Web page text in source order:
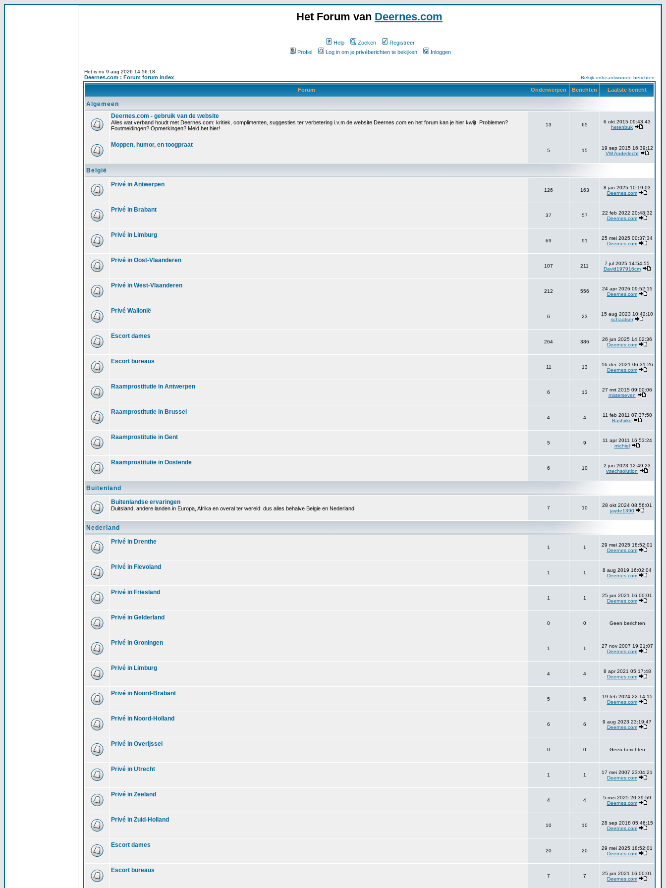
Het Forum van Deernes.com
Help Zoeken
Registreer
Profiel
Log in om je privéberichten te bekijken Inloggen
Het is nu 9 aug 2026 14:56:18
Deernes.com : Forum forum index Bekijk onbeantwoorde berichten
Forum Onderwerpen Berichten Laatste bericht
Algemeen
Deernes.com - gebruik van de website
Alles wat verband houdt met Deernes.com: kritiek, complimenten, suggesties ter verbetering i.v.m de website Deernes.com en het forum kan je hier kwijt. Problemen?
Foutmeldingen? Opmerkingen? Meld het hier!
13 65
6 okt 2015 09:43:43
hetenbuk
Moppen, humor, en toogpraat
5 15
19 sep 2015 16:39:12
VM Anderlecht
België
Privé in Antwerpen
126 163
8 jan 2025 10:19:03
Deernes.com
Privé in Brabant
37 57
22 feb 2022 20:48:32
Deernes.com
Privé in Limburg
69 91
25 mei 2025 00:37:34
Deernes.com
Privé in Oost-Vlaanderen
107 211
7 jul 2025 14:54:55
David197916cm
Privé in West-Vlaanderen
212 556
24 apr 2026 09:52:15
Deernes.com
Privé Wallonië
6 23
15 aug 2023 10:42:10
schaatser
Escort dames
264 386
26 jun 2025 14:02:36
Deernes.com
Escort bureaus
11 13
16 dec 2021 06:31:26
Deernes.com
Raamprostitutie in Antwerpen
6 13
27 mrt 2015 09:00:06
misterseven
Raamprostitutie in Brussel
4 4
11 feb 2011 07:37:50
Bashirke
Raamprostitutie in Gent
5 9
11 apr 2011 16:53:24
michiel
Raamprostitutie in Oostende
6 10
2 jun 2023 12:49:23
vttechsolution
Buitenland
Buitenlandse ervaringen
Duitsland, andere landen in Europa, Afrika en overal ter wereld: dus alles behalve Belgie en Nederland 7 10
28 okt 2024 08:56:01
jayde1390
Nederland
Privé in Drenthe
1 1
29 mei 2025 18:52:01
Deernes.com
Privé in Flevoland
1 1
8 aug 2019 16:02:04
Deernes.com
Privé in Friesland
1 1
25 jun 2021 16:00:01
Deernes.com
Privé in Gelderland
0 0 Geen berichten
Privé in Groningen
1 1
27 nov 2007 19:21:07
Deernes.com
Privé in Limburg
4 4
8 apr 2021 05:17:48
Deernes.com
Privé in Noord-Brabant
5 5
19 feb 2024 22:14:15
Deernes.com
Privé in Noord-Holland
6 6
9 aug 2023 23:19:47
Deernes.com
Privé in Overijssel
0 0 Geen berichten
Privé in Utrecht
1 1
17 mei 2007 23:04:21
Deernes.com
Privé in Zeeland
4 4
5 mei 2025 20:39:59
Deernes.com
Privé in Zuid-Holland
10 10
28 sep 2018 05:46:15
Deernes.com
Escort dames
20 20
29 mei 2025 18:52:01
Deernes.com
Escort bureaus
7 7
25 jun 2021 16:00:01
Deernes.com